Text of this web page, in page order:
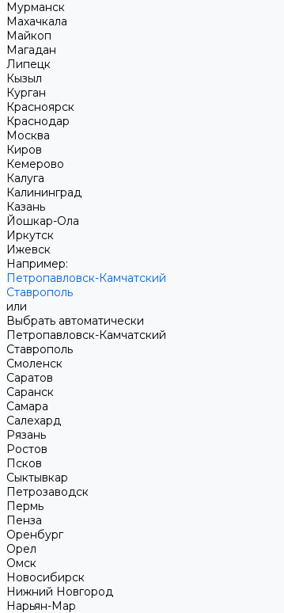
Мурманск
Махачкала
Майкоп
Магадан
Липецк
Кызыл
Курган
Красноярск
Краснодар
Москва
Киров
Кемерово
Калуга
Калининград
Казань
Йошкар-Ола
Иркутск
Ижевск
Например:
Петропавловск-Камчатский
Ставрополь
или
Выбрать автоматически
Петропавловск-Камчатский
Ставрополь
Смоленск
Саратов
Саранск
Самара
Салехард
Рязань
Ростов
Псков
Сыктывкар
Петрозаводск
Пермь
Пенза
Оренбург
Орел
Омск
Новосибирск
Нижний Новгород
Нарьян-Мар